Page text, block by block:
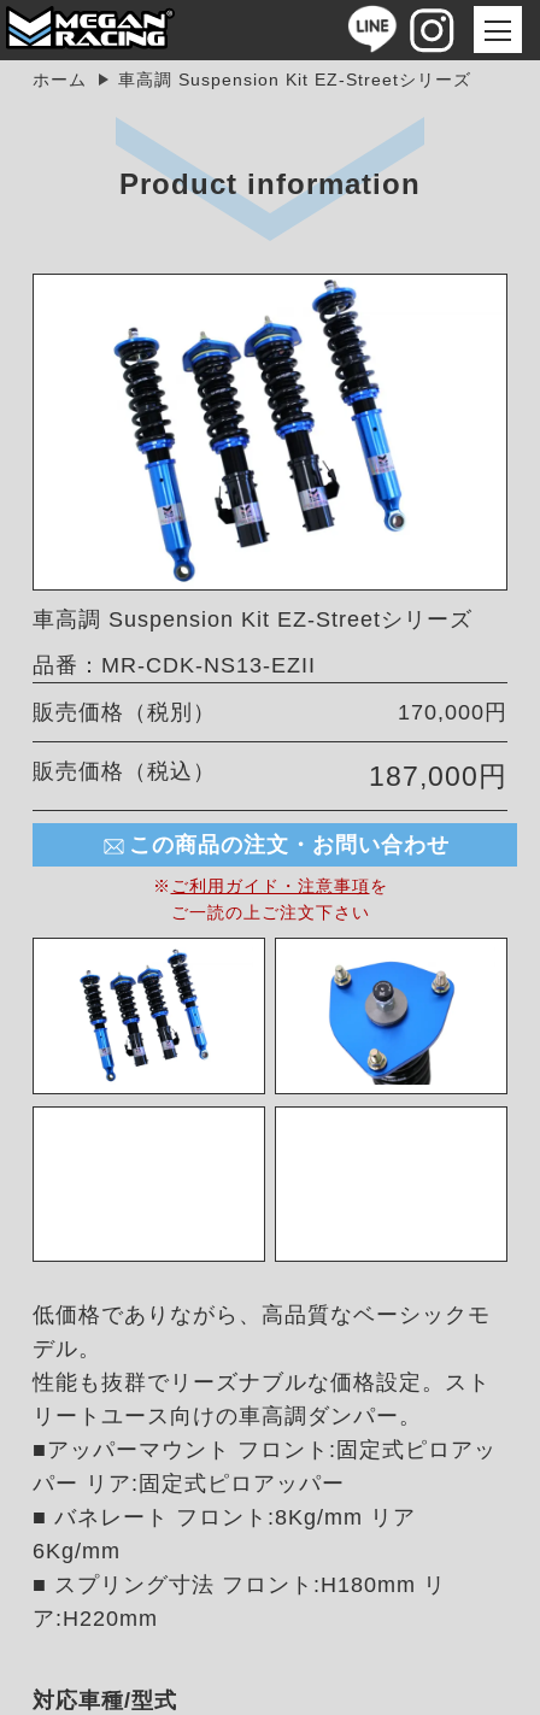
ホーム 車高調 Suspension Kit EZ-Streetシリーズ
Product information
車高調 Suspension Kit EZ-Streetシリーズ
品番：MR-CDK-NS13-EZII
販売価格（税別）
170,000円
販売価格（税込） 187,000円
この商品の注文・お問い合わせ
※ ご利用ガイド・注意事項を
ご一読の上ご注文下さい
低価格でありながら、高品質なベーシックモ
デル。
性能も抜群でリーズナブルな価格設定。スト
リートユース向けの車高調ダンパー。
■アッパーマウント フロント:固定式ピロアッ
パー リア:固定式ピロアッパー
■ バネレート フロント:8Kg/mm リア
6Kg/mm
■ スプリング寸法 フロント:H180mm リ
ア:H220mm
対応車種/型式